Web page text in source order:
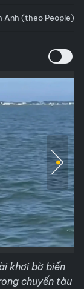
Anh (theo People)
khơi bờ biển
chuyến tàu